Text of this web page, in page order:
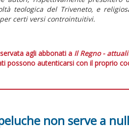
teologica del Triveneto, e
certi versi controintuitivi.
agli abbonati a Il Regno -
possono autenticarsi con il proprio
non serve a